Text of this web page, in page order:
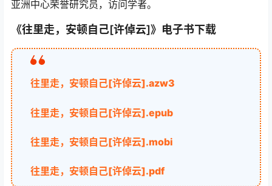
亚洲中心荣誉研究员，访问学者。
《往里走，安顿自己[许倬云]》电子书下载
往里走，安顿自己[许倬云].azw3
往里走，安顿自己[许倬云].epub
往里走，安顿自己[许倬云].mobi
往里走，安顿自己[许倬云].pdf